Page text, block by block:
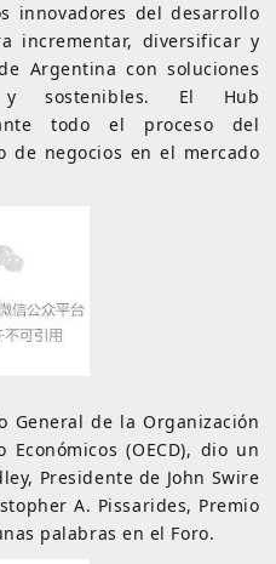
innovadores del desarrollo
incrementar, diversificar y
Argentina con soluciones
y sostenibles. El Hub
todo el proceso del
de negocios en el mercado
General de la Organización
(OECD), dio un
Presidente de John Swire
A. Pissarides, Premio
palabras en el Foro.